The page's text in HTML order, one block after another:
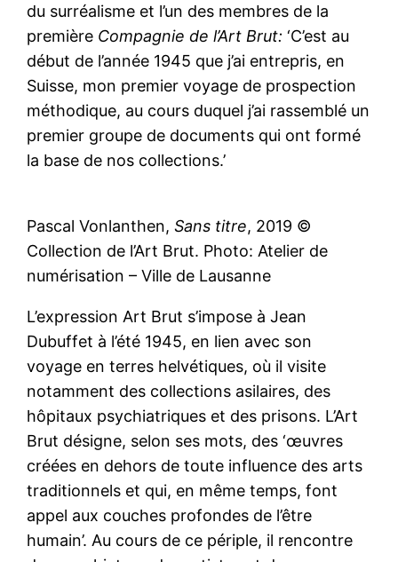
du surréalisme et l’un des membres de la
première Compagnie de l’Art Brut: ‘C’est au
début de l’année 1945 que j’ai entrepris, en
Suisse, mon premier voyage de prospection
méthodique, au cours duquel j’ai rassemblé un
premier groupe de documents qui ont formé
la base de nos collections.’
Pascal Vonlanthen,Sans titre, 2019 ©
Collection de l’Art Brut. Photo: Atelier de
numérisation – Ville de Lausanne
L’expression Art Brut s’impose à Jean
Dubuffet à l’été 1945, en lien avec son
voyage en terres helvétiques, où il visite
notamment des collections asilaires, des
hôpitaux psychiatriques et des prisons. L’Art
Brut désigne, selon ses mots, des ‘œuvres
créées en dehors de toute influence des arts
traditionnels et qui, en même temps, font
appel aux couches profondes de l’être
humain’. Au cours de ce périple, il rencontre